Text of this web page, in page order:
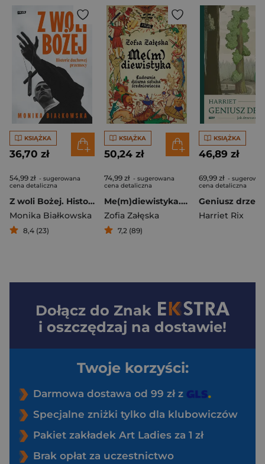
KSIĄŻKA
36,70 zł
54,99 zł - sugerowana
cena detaliczna
Z woli Bożej. Historie duchowej przemocy
Monika Białkowska
8,4 (23)
KSIĄŻKA
50,24 zł
74,99 zł - sugerowana
cena detaliczna
Me(m)diewistyka. Cudownie dziwna sztuka średniowiecza
Zofia Załęska
7,2 (89)
KSIĄŻKA
46,89 zł
69,99 zł -
cena detaliczna
Harriet Rix
Dołącz do Znak
i oszczędzaj na dostawie!
Twoje korzyści:
Darmowa dostawa od 99 zł z
Specjalne zniżki tylko dla klubowiczów
Pakiet zakładek Art Ladies za 1 zł
Brak opłat za uczestnictwo